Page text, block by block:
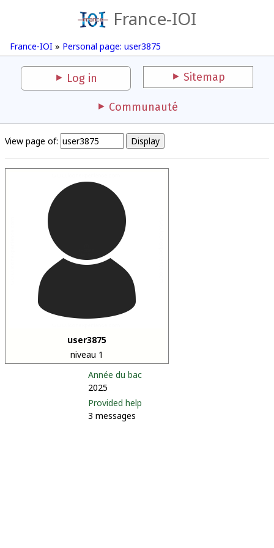
France-IOI
France-IOI » Personal page: user3875
Log in Sitemap
Communauté
View page of:
user3875
niveau 1
Année du bac
2025
Provided help
3 messages